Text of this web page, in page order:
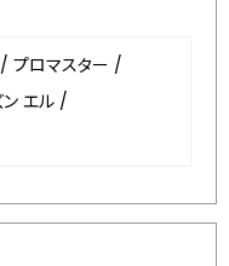
/ プロマスター /
エル /